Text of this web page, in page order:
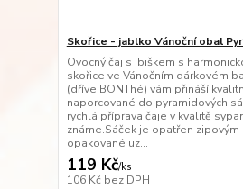
Skořice - jablko Vánoční obal
Ovocný čaj s ibiškem s
skořice ve Vánočním dárkovém
(dříve BONThé) vám přináší
naporcované do pyramidových
rychlá příprava čaje v kvalitě
známe.Sáček je opatřen zipovým
opakované uz...
119 Kč/ks
106 Kč bez DPH